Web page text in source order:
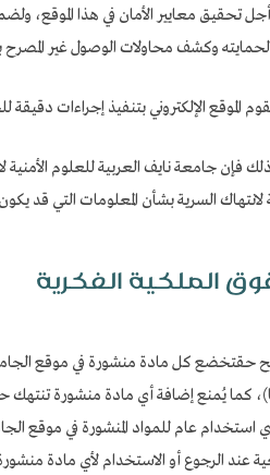
تحقيق معايير الأمان في هذا الموقع،
لحمايته وكشف محاولات الوصول غير المصرح
الموقع الإلكتروني بتنفيذ إجراءات
فإن جامعة نايف العربية للعلوم
لانتهاك السرية بشأن المعلومات التي قد يكون
الملكية الفكرية
حقتخضع كل مادة منشورة في موقع الجامعة
كما يُمنع إضافة أي مادة منشورة تنتهك
استخدام عام للمواد المنشورة في موقع
عند الرجوع أو الاستخدام لأي مادة